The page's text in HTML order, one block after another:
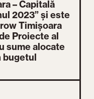
– Capitală
2023” și este
Timișoara
Proiecte al
sume alocate
bugetul